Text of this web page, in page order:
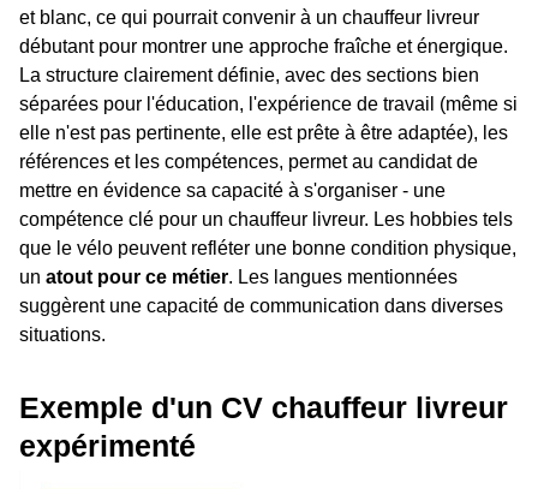
et blanc, ce qui pourrait convenir à un chauffeur livreur
débutant pour montrer une approche fraîche et énergique.
La structure clairement définie, avec des sections bien
séparées pour l'éducation, l'expérience de travail (même si
elle n'est pas pertinente, elle est prête à être adaptée), les
références et les compétences, permet au candidat de
mettre en évidence sa capacité à s'organiser - une
compétence clé pour un chauffeur livreur. Les hobbies tels
que le vélo peuvent refléter une bonne condition physique,
un atout pour ce métier. Les langues mentionnées
suggèrent une capacité de communication dans diverses
situations.
Exemple d'un CV chauffeur livreur
expérimenté